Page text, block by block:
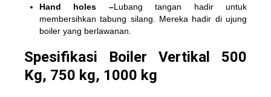
Hand holes –Lubang tangan hadir untuk
membersihkan tabung silang. Mereka hadir di ujung
boiler yang berlawanan.
Spesifikasi Boiler Vertikal 500
Kg, 750 kg, 1000 kg